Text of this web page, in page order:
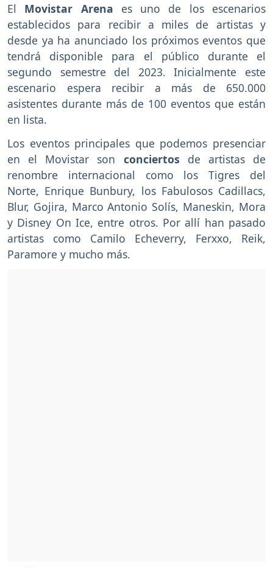
El Movistar Arena es uno de los escenarios
establecidos para recibir a miles de artistas y
desde ya ha anunciado los próximos eventos que
tendrá disponible para el público durante el
segundo semestre del 2023. Inicialmente este
escenario espera recibir a más de 650.000
asistentes durante más de 100 eventos que están
en lista.
Los eventos principales que podemos presenciar
en el Movistar son conciertos de artistas de
renombre internacional como los Tigres del
Norte, Enrique Bunbury, los Fabulosos Cadillacs,
Blur, Gojira, Marco Antonio Solís, Maneskin, Mora
y Disney On Ice, entre otros. Por allí han pasado
artistas como Camilo Echeverry, Ferxxo, Reik,
Paramore y mucho más.